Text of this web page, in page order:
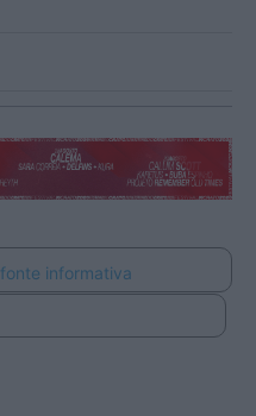
informativa